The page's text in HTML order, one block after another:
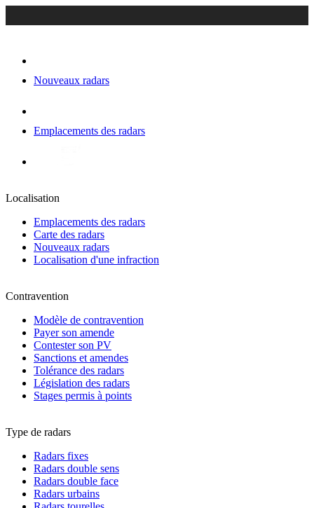
Nouveaux radars
Emplacements des radars
Localisation
Emplacements des radars
Carte des radars
Nouveaux radars
Localisation d'une infraction
Contravention
Modèle de contravention
Payer son amende
Contester son PV
Sanctions et amendes
Tolérance des radars
Législation des radars
Stages permis à points
Type de radars
Radars fixes
Radars double sens
Radars double face
Radars urbains